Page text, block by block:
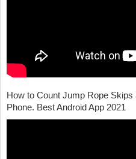
How to Count Jump Rope
Phone. Best Android App 2021